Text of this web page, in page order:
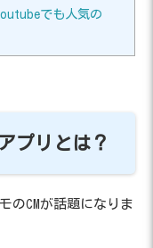
でも人気の
プリとは？
のCMが話題になりま